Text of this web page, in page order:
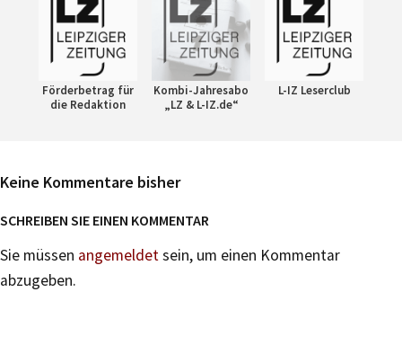
Förderbetrag für
die Redaktion
Kombi-Jahresabo
„LZ & L-IZ.de“
L-IZ Leserclub
Keine Kommentare bisher
SCHREIBEN SIE EINEN KOMMENTAR
Sie müssen angemeldetsein, um einen Kommentar
abzugeben.